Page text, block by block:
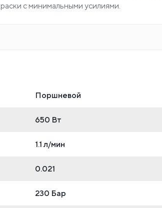
с минимальными усилиями.
Поршневой
650 Вт
1.1 л/мин
0.021
230 Бар